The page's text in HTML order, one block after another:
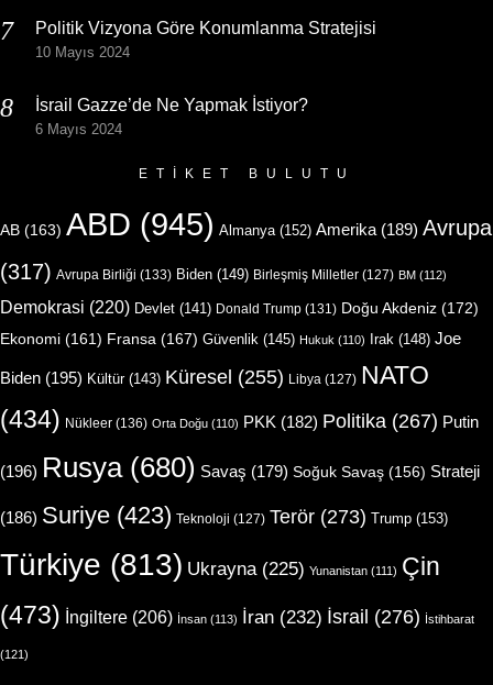
Politik Vizyona Göre Konumlanma Stratejisi
10 Mayıs 2024
İsrail Gazze’de Ne Yapmak İstiyor?
6 Mayıs 2024
ETIKET BULUTU
AB (163) ABD (945) Almanya (152) Amerika (189) Avrupa
(317) Avrupa Birliği (133) Biden (149) Birleşmiş Milletler (127) BM (112)
Demokrasi (220) Devlet (141) Donald Trump (131) Doğu Akdeniz (172)
Ekonomi (161) Fransa (167) Güvenlik (145) Hukuk (110) Irak (148) Joe
Biden (195) Kültür(143) Küresel (255) Libya (127) NATO
(434) Nükleer (136) Orta Doğu (110) PKK (182) Politika (267) Putin
(196) Rusya(680) Savaş (179) Soğuk Savaş (156) Strateji
(186) Suriye (423) Teknoloji (127) Terör (273) Trump (153)
Türkiye (813) Ukrayna(225) Yunanistan (111) Çin
(473) İngiltere (206) İnsan (113) İran (232) İsrail (276) İstihbarat
(121)